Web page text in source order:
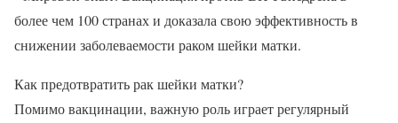
более чем 100 странах и доказала свою эффективность в
снижении заболеваемости раком шейки матки.
Как предотвратить рак шейки матки?
Помимо вакцинации, важную роль играет регулярный